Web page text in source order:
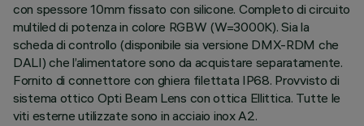
con spessore 10mm fissato con silicone. Completo di circuito
multiled di potenza in colore RGBW (W=3000K). Sia la
scheda di controllo (disponibile sia versione DMX-RDM che
DALI) che l’alimentatore sono da acquistare separatamente.
Fornito di connettore con ghiera filettata IP68. Provvisto di
sistema ottico Opti Beam Lens con ottica Ellittica. Tutte le
viti esterne utilizzate sono in acciaio inox A2.